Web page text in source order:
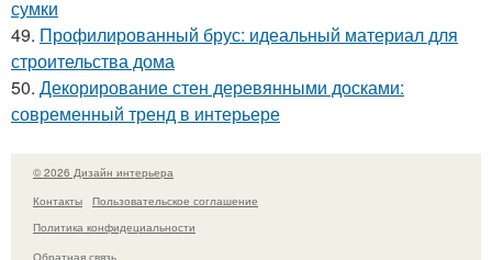
сумки
49. Профилированный брус: идеальный материал для
строительства дома
50. Декорирование стен деревянными досками:
современный тренд в интерьере
© 2026 Дизайн интерьера
Контакты
Пользовательское соглашение
Политика конфидециальности
Обратная связь